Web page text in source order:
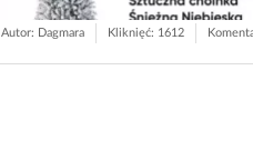
Autor: Dagmara Kliknięć: 1612